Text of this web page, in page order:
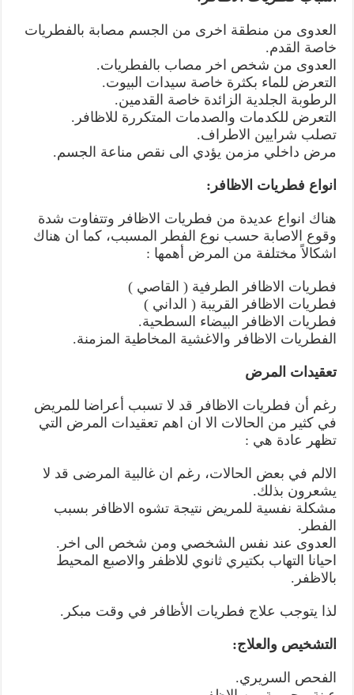
العدوى من منطقة اخرى من الجسم مصابة بالفطريات
خاصة القدم.
العدوى من شخص اخر مصاب بالفطريات.
التعرض للماء بكثرة خاصة سيدات البيوت.
الرطوبة الجلدية الزائدة خاصة القدمين.
التعرض للكدمات والصدمات المتكررة للاظافر.
تصلب شرايين الاطراف.
مرض داخلي مزمن يؤدي الى نقص مناعة الجسم.
انواع فطريات الاظافر:
هناك انواع عديدة من فطريات الاظافر وتتفاوت شدة
وقوع الاصابة حسب نوع الفطر المسبب، كما ان هناك
اشكالاً مختلفة من المرض أهمها :
فطريات الاظافر الطرفية ( القاصي )
فطريات الاظافر القريبة ( الداني )
فطريات الاظافر البيضاء السطحية.
الفطريات الاظافر والاغشية المخاطية المزمنة.
تعقيدات المرض
رغم أن فطريات الاظافر قد لا تسبب أعراضا للمريض
في كثير من الحالات الا ان اهم تعقيدات المرض التي
تظهر عادة هي :
الالم في بعض الحالات، رغم ان غالبية المرضى قد لا
يشعرون بذلك.
مشكلة نفسية للمريض نتيجة تشوه الاظافر بسبب
الفطر.
العدوى عند نفس الشخصي ومن شخص الى اخر.
احيانا التهاب بكتيري ثانوي للاظفر والاصبع المحيط
بالاظفر.
لذا يتوجب علاج فطريات الأظافر في وقت مبكر.
التشخيص والعلاج:
الفحص السريري.